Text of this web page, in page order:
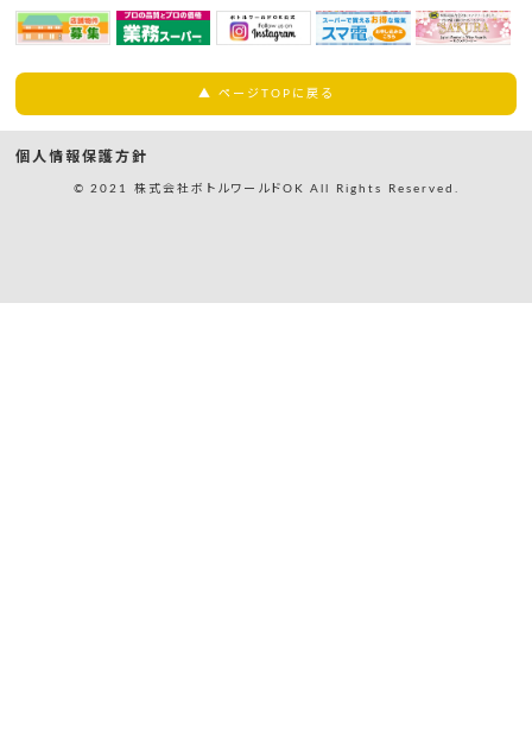
▲ ページTOPに戻る
個人情報保護方針
© 2021 株式会社ボトルワールドOK All Rights Reserved.